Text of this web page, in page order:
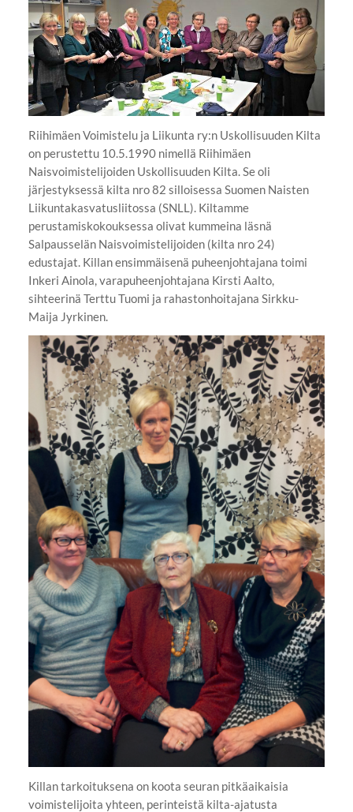
Riihimäen Voimistelu ja Liikunta ry:n Uskollisuuden Kilta
on perustettu 10.5.1990 nimellä Riihimäen
Naisvoimistelijoiden Uskollisuuden Kilta. Se oli
järjestyksessä kilta nro 82 silloisessa Suomen Naisten
Liikuntakasvatusliitossa (SNLL). Kiltamme
perustamiskokouksessa olivat kummeina läsnä
Salpausselän Naisvoimistelijoiden (kilta nro 24)
edustajat. Killan ensimmäisenä puheenjohtajana toimi
Inkeri Ainola, varapuheenjohtajana Kirsti Aalto,
sihteerinä Terttu Tuomi ja rahastonhoitajana Sirkku-
Maija Jyrkinen.
Killan tarkoituksena on koota seuran pitkäaikaisia
voimistelijoita yhteen, perinteistä kilta-ajatusta